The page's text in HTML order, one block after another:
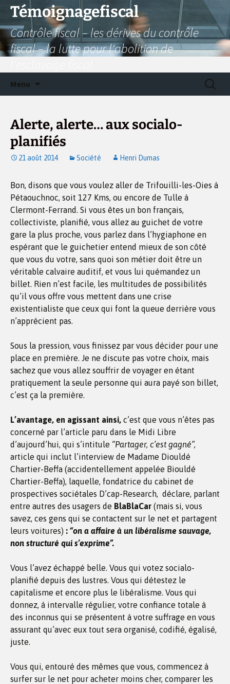
Aller
contenu
Témoignagefiscal
Contrôle fiscal – les dérives du contrôle
fiscal – la lutte pour l'abolition de
Menu
Alerte, alerte… aux socialo-
planifiés
21 août 2014 Société Henri Dumas
Bon, disons que vous voulez aller de Trifouilli-les-Oies à
Pétaouchnoc, soit 127 Kms, ou encore de Tulle à
Clermont-Ferrand. Si vous êtes un bon français,
collectiviste, planifié, vous allez au guichet de votre
gare la plus proche, vous parlez dans l’hygiaphone en
espérant que le guichetier entend mieux de son côté
que vous du votre, sans quoi son métier doit être un
véritable calvaire auditif, et vous lui quémandez un
billet. Rien n’est facile, les multitudes de possibilités
qu’il vous offre vous mettent dans une crise
existentialiste que ceux qui font la queue derrière vous
n’apprécient pas.
Sous la pression, vous finissez par vous décider pour une
place en première. Je ne discute pas votre choix, mais
sachez que vous allez souffrir de voyager en étant
pratiquement la seule personne qui aura payé son billet,
c’est ça la première.
L’avantage, en agissant ainsi, c’est que vous n’êtes pas
concerné par l’article paru dans le Midi Libre
d’aujourd’hui, qui s’intitule “Partager, c’est gagné”,
article qui inclut l’interview de Madame Diouldé
Chartier-Beffa (accidentellement appelée Biouldé
Chartier-Beffa), laquelle, fondatrice du cabinet de
prospectives sociétales D’cap-Research, déclare, parlant
entre autres des usagers de BlaBlaCar (mais si, vous
savez, ces gens qui se contactent sur le net et partagent
leurs voitures) : “on a affaire à un libéralisme sauvage,
non structuré qui s’exprime”.
Vous l’avez échappé belle. Vous qui votez socialo-
planifié depuis des lustres. Vous qui détestez le
capitalisme et encore plus le libéralisme. Vous qui
donnez, à intervalle régulier, votre confiance totale à
des inconnus qui se présentent à votre suffrage en vous
assurant qu’avec eux tout sera organisé, codifié, égalisé,
juste.
Vous qui, entouré des mêmes que vous, commencez à
surfer sur le net pour acheter moins cher, comparer les